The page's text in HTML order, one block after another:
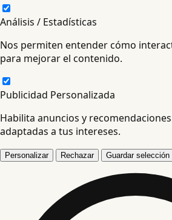
Análisis / Estadísticas
Nos permiten entender cómo
para mejorar el contenido.
Publicidad Personalizada
Habilita anuncios y
adaptadas a tus intereses.
Personalizar Rechazar Guardar selección